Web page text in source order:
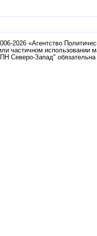
2026 «Агентство
частичном использовании
Северо-Запад" обязательна